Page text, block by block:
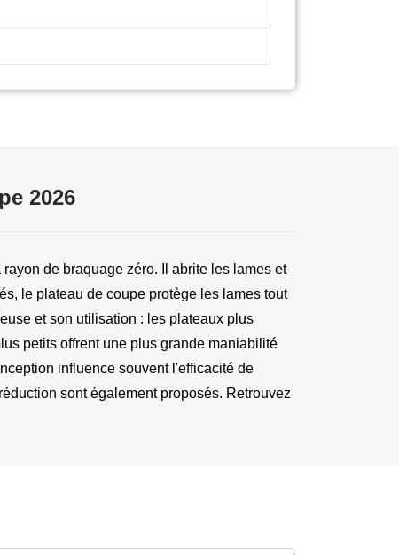
2026
de braquage zéro. Il abrite les lames et
le plateau de coupe protège les lames tout
et son utilisation : les plateaux plus
petits offrent une plus grande maniabilité
influence souvent l'efficacité de
sont également proposés. Retrouvez